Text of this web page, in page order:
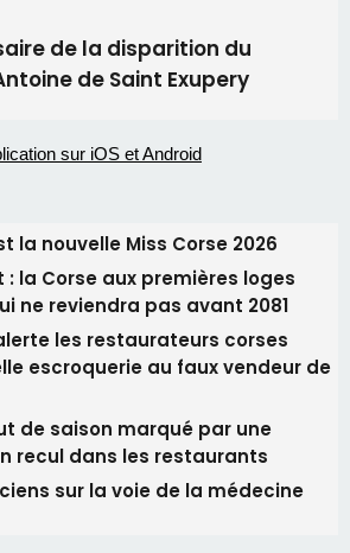
la nouvelle Miss Corse 2026
: la Corse aux premières loges
ne reviendra pas avant 2081
escroquerie au faux vendeur de
de saison marqué par une
recul dans les restaurants
sur la voie de la médecine
de CNI et recevez par
importantes et une sélection de